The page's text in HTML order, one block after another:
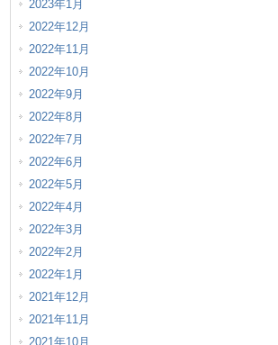
2023年1月
2022年12月
2022年11月
2022年10月
2022年9月
2022年8月
2022年7月
2022年6月
2022年5月
2022年4月
2022年3月
2022年2月
2022年1月
2021年12月
2021年11月
2021年10月